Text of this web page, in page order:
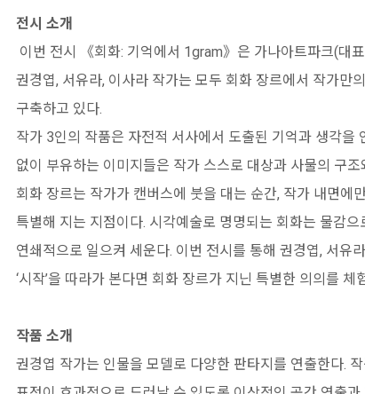
전시 소개
이번 전시 《회화: 기억에서 1gram》은 가나아트파크(대
권경엽, 서유라, 이사라 작가는 모두 회화 장르에서 작가만
구축하고 있다.
작가 3인의 작품은 자전적 서사에서 도출된 기억과 생각
없이 부유하는 이미지들은 작가 스스로 대상과 사물의 구
회화 장르는 작가가 캔버스에 붓을 대는 순간, 작가 내면에
특별해 지는 지점이다. 시각예술로 명명되는 회화는 물감
연쇄적으로 일으켜 세운다. 이번 전시를 통해 권경엽, 서유
‘시작’을 따라가 본다면 회화 장르가 지닌 특별한 의의를 체
작품 소개
권경엽 작가는 인물을 모델로 다양한 판타지를 연출한다.